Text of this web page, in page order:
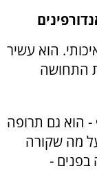
הוא עשיר
התחושה
הוא גם תרופה
מה שקורה
-